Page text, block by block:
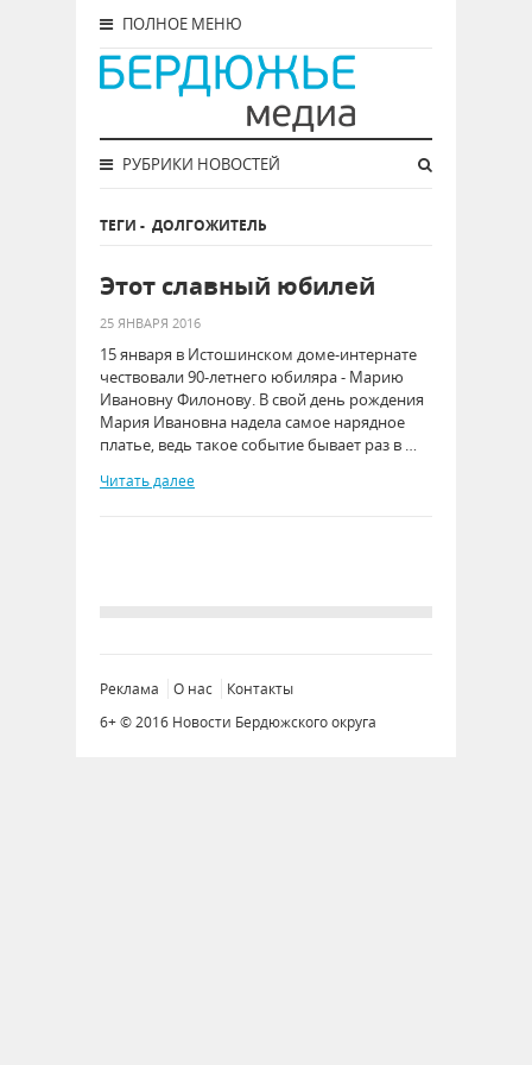
ПОЛНОЕ МЕНЮ
РУБРИКИ НОВОСТЕЙ
ТЕГИ - ДОЛГОЖИТЕЛЬ
Этот славный юбилей
25 ЯНВАРЯ 2016
15 января в Истошинском доме-интернате
чествовали 90-летнего юбиляра - Марию
Ивановну Филонову. В свой день рождения
Мария Ивановна надела самое нарядное
платье, ведь такое событие бывает раз в …
Читать далее
Реклама О нас
Контакты
6+ © 2016 Новости Бердюжского округа